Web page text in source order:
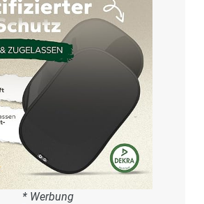
* Werbung